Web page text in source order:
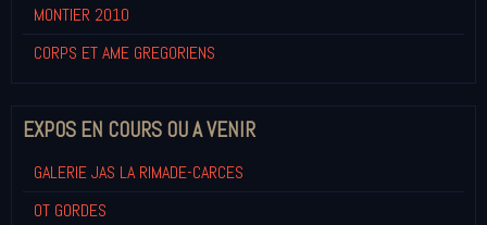
MONTIER 2010
CORPS ET AME GREGORIENS
EXPOS EN COURS OU A VENIR
GALERIE JAS LA RIMADE-CARCES
OT GORDES